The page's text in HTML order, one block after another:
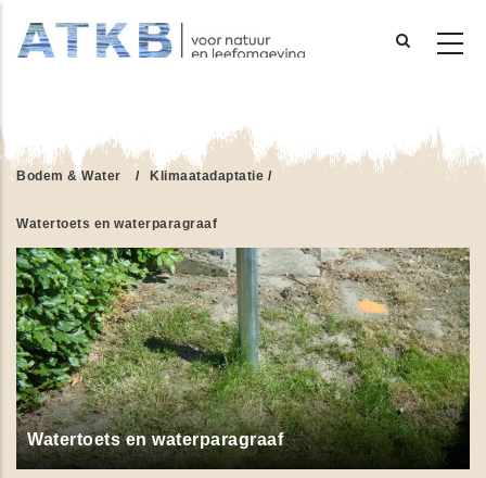
naar
de
Bodem & Water / Klimaatadaptatie /
Watertoets en waterparagraaf
Watertoets en waterparagraaf